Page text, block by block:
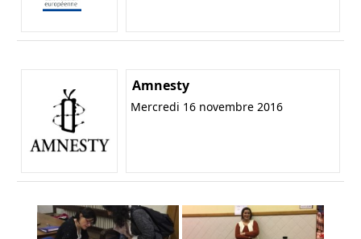
Amnesty
Mercredi 16 novembre 2016